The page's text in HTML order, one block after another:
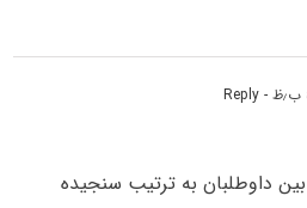
- Reply
داوطلبان به ترتیب سنجیده